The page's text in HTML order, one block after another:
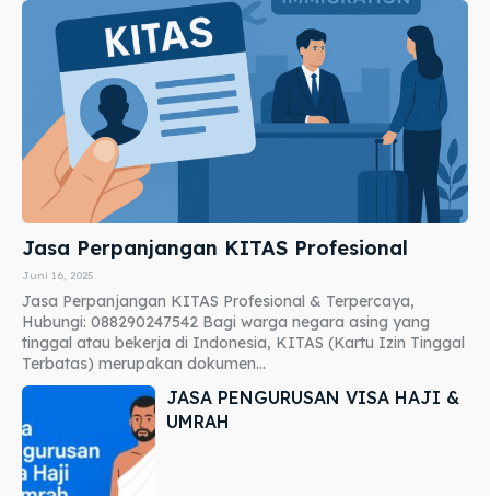
Jasa Perpanjangan KITAS Profesional
Juni 16, 2025
Jasa Perpanjangan KITAS Profesional & Terpercaya,
Hubungi: 088290247542 Bagi warga negara asing yang
tinggal atau bekerja di Indonesia, KITAS (Kartu Izin Tinggal
Terbatas) merupakan dokumen...
JASA PENGURUSAN VISA HAJI &
UMRAH